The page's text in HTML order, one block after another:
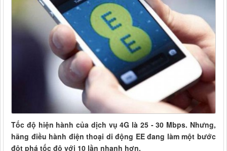
Tốc độ hiện hành của dịch vụ 4G là 25 - 30 Mbps. Nhưng,
hãng điều hành điện thoại di động EE đang làm một bước
đột phá tốc độ với 10 lần nhanh hơn.